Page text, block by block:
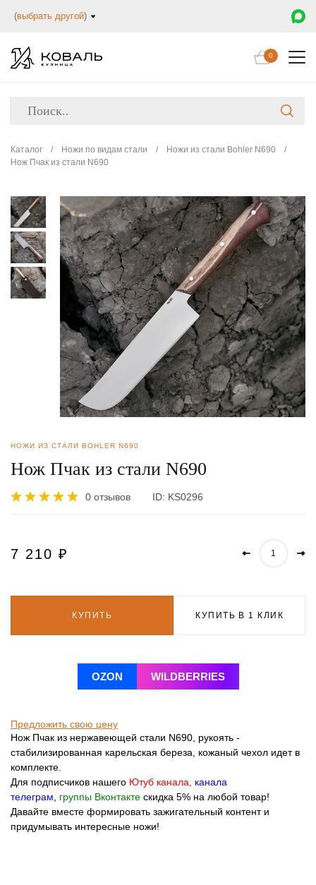
(выбрать другой)
0
Каталог / Ножи по видам стали / Ножи из стали Bohler N690
/
Нож Пчак из стали N690
НОЖИ ИЗ СТАЛИ BOHLER N690
Нож Пчак из стали N690
0 отзывов ID: KS0296
7 210 ₽
КУПИТЬ КУПИТЬ В 1 КЛИК
OZON WILDBERRIES
Предложить свою цену
Нож Пчак из нержавеющей стали N690, рукоять -
стабилизированная карельская береза, кожаный чехол идет в
комплекте.
Для подписчиков нашего Ютуб канала
канала
телеграм
группы Вконтакте скидка 5% на любой товар!
Давайте вместе формировать зажигательный контент и
придумывать интересные ножи!